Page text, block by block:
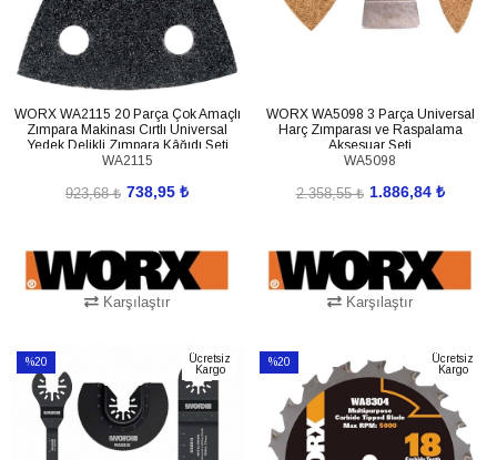
WORX WA2115 20 Parça Çok Amaçlı
Zımpara Makinası Cırtlı Universal
Yedek Delikli Zımpara Kâğıdı Seti
WA2115
738,95 ₺
923,68 ₺
Karşılaştır
WORX WA5098 3 Parça Universal
Harç Zımparası ve Raspalama
Aksesuar Seti
WA5098
1.886,84 ₺
2.358,55 ₺
Karşılaştır
%20
İndirim
%20İndirim
Ücretsiz
Kargo
%20
%20İndirim
Ücretsiz
Kargo